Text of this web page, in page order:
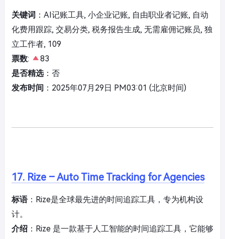
关键词 ：AI记账工具, 小企业记账, 自由职业者记账, 自动
化费用跟踪, 交易分类, 税务报告生成, 无需雇佣记账员, 独
立工作者, 109
票数:
83
是否精选：否
发布时间 ：2025年07月29日 PM03:01 (北京时间)
17. Rize – Auto Time Tracking for Agencies
标语：Rize是全球最先进的时间追踪工具，专为机构设
计。
介绍 ：Rize 是一款基于人工智能的时间追踪工具，它能够